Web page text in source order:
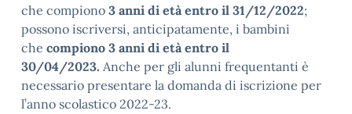
che compiono 3 anni di età entro il 31/12/2022;
possono iscriversi, anticipatamente, i bambini
che compiono 3 anni di età entro il
30/04/2023. Anche per gli alunni frequentanti è
necessario presentare la domanda di iscrizione per
l’anno scolastico 2022-23.